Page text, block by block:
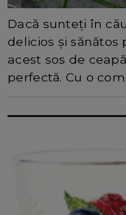
Dacă sunteți în
delicios și
acest sos de
perfectă. Cu o